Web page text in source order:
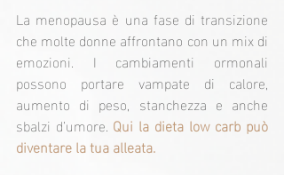
La menopausa è una fase di transizione
che molte donne affrontano con un mix di
emozioni. I cambiamenti ormonali
possono portare vampate di calore,
aumento di peso, stanchezza e anche
sbalzi d’umore. Qui la dieta low carb può
diventare la tua alleata.